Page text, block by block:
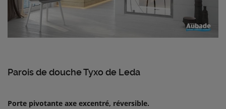
Parois de douche Tyxo de Leda
Porte pivotante axe excentré, réversible.